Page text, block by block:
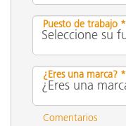
Puesto de trabajo *
¿Eres una marca? *
Comentarios